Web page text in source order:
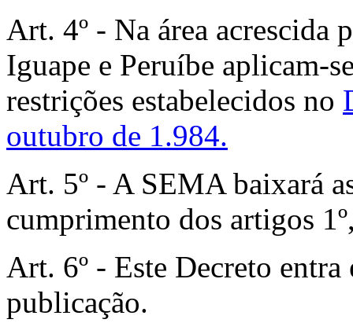
Art. 4º - Na área acrescida
Iguape e Peruíbe aplicam-
restrições estabelecidos no
outubro de 1.984.
Art. 5º - A SEMA baixará
cumprimento dos artigos
Art. 6º - Este Decreto
publicação.